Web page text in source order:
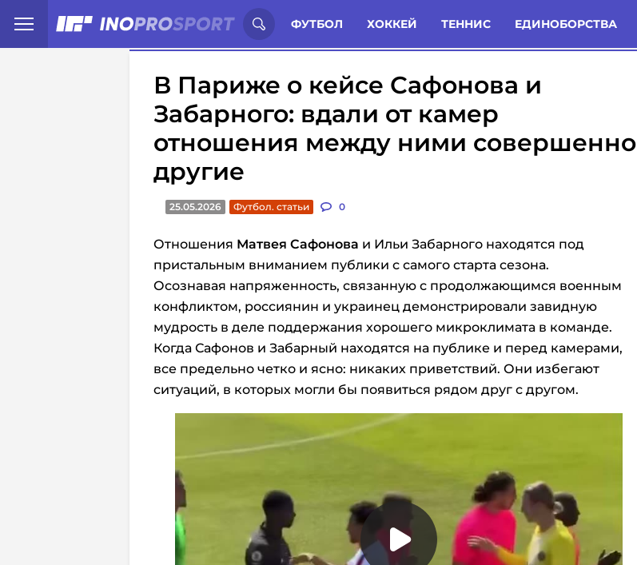
ФУТБОЛ ХОККЕЙ ТЕННИС ЕДИНОБОРСТВА
Иностранцы о спорте России: Статьи Комменты Новости
В Париже о кейсе Сафонова и
Забарного: вдали от камер
отношения между ними совершенно
другие
25.05.2026 Футбол. статьи 0
Отношения Матвея Сафонова и Ильи Забарного находятся под
пристальным вниманием публики с самого старта сезона.
Осознавая напряженность, связанную с продолжающимся военным
конфликтом, россиянин и украинец демонстрировали завидную
мудрость в деле поддержания хорошего микроклимата в команде.
Когда Сафонов и Забарный находятся на публике и перед камерами,
все предельно четко и ясно: никаких приветствий. Они избегают
ситуаций, в которых могли бы появиться рядом друг с другом.